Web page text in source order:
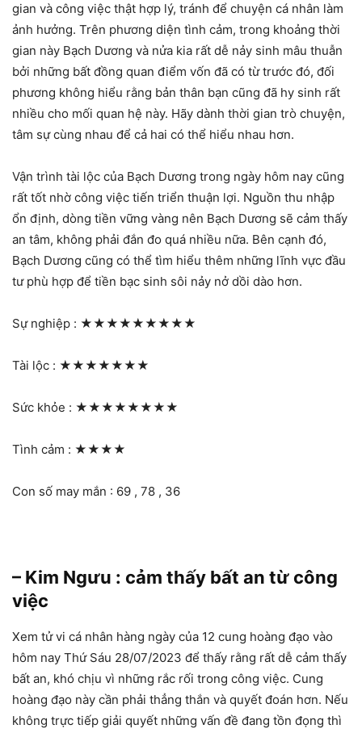
gian và công việc thật hợp lý, tránh để chuyện cá nhân làm
ảnh hưởng. Trên phương diện tình cảm, trong khoảng thời
gian này Bạch Dương và nửa kia rất dễ nảy sinh mâu thuẫn
bởi những bất đồng quan điểm vốn đã có từ trước đó, đối
phương không hiểu rằng bản thân bạn cũng đã hy sinh rất
nhiều cho mối quan hệ này. Hãy dành thời gian trò chuyện,
tâm sự cùng nhau để cả hai có thể hiểu nhau hơn.
Vận trình tài lộc của Bạch Dương trong ngày hôm nay cũng
rất tốt nhờ công việc tiến triển thuận lợi. Nguồn thu nhập
ổn định, dòng tiền vững vàng nên Bạch Dương sẽ cảm thấy
an tâm, không phải đắn đo quá nhiều nữa. Bên cạnh đó,
Bạch Dương cũng có thể tìm hiểu thêm những lĩnh vực đầu
tư phù hợp để tiền bạc sinh sôi nảy nở dồi dào hơn.
Sự nghiệp : ★★★★★★★★★
Tài lộc : ★★★★★★★
Sức khỏe : ★★★★★★★★
Tình cảm : ★★★★
Con số may mắn : 69 , 78 , 36
– Kim Ngưu : cảm thấy bất an từ công
việc
Xem tử vi cá nhân hàng ngày của 12 cung hoàng đạo vào
hôm nay Thứ Sáu 28/07/2023 để thấy rằng rất dễ cảm thấy
bất an, khó chịu vì những rắc rối trong công việc. Cung
hoàng đạo này cần phải thẳng thắn và quyết đoán hơn. Nếu
không trực tiếp giải quyết những vấn đề đang tồn đọng thì